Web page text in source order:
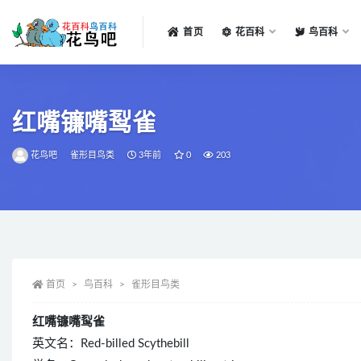
首页 花百科 鸟百科
红嘴镰嘴䴕雀
花鸟吧 雀形目鸟类 3年前 0 203
首页 鸟百科 雀形目鸟类
红嘴镰嘴䴕雀
英文名：Red-billed Scythebill